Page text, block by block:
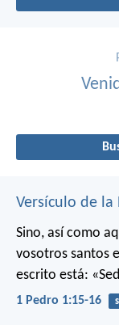
Versículo de
Sino, así como
vosotros santos
escrito está:
1 Pedro 1:15-16